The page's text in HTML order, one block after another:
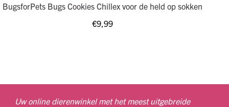
BugsforPets Bugs Cookies Chillex voor de held op sokken
€9,99
Uw online dierenwinkel met het meest uitgebreide